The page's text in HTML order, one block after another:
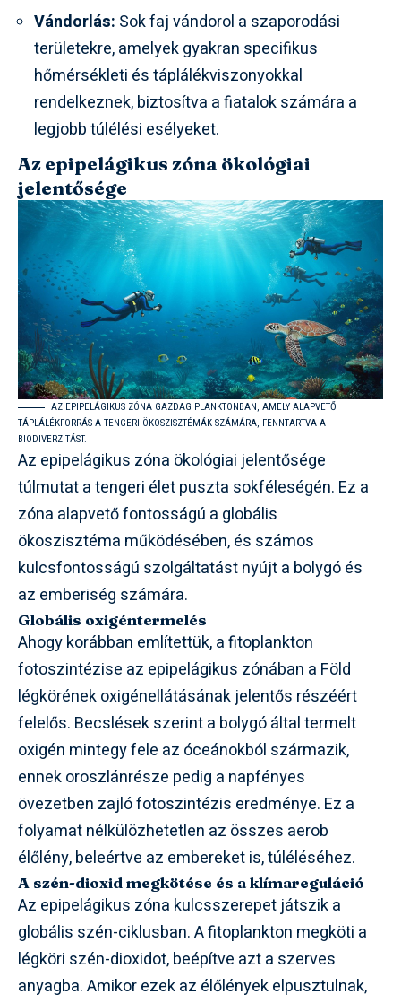
Vándorlás: Sok faj vándorol a szaporodási
területekre, amelyek gyakran specifikus
hőmérsékleti és táplálékviszonyokkal
rendelkeznek, biztosítva a fiatalok számára a
legjobb túlélési esélyeket.
Az epipelágikus zóna ökológiai
jelentősége
AZ EPIPELÁGIKUS ZÓNA GAZDAG PLANKTONBAN, AMELY ALAPVETŐ
TÁPLÁLÉKFORRÁS A TENGERI ÖKOSZISZTÉMÁK SZÁMÁRA, FENNTARTVA A
BIODIVERZITÁST.
Az epipelágikus zóna ökológiai jelentősége
túlmutat a tengeri élet puszta sokféleségén. Ez a
zóna alapvető fontosságú a globális
ökoszisztéma működésében, és számos
kulcsfontosságú szolgáltatást nyújt a bolygó és
az emberiség számára.
Globális oxigéntermelés
Ahogy korábban említettük, a fitoplankton
fotoszintézise az epipelágikus zónában a Föld
légkörének oxigénellátásának jelentős részéért
felelős. Becslések szerint a bolygó által termelt
oxigén mintegy fele az óceánokból származik,
ennek oroszlánrésze pedig a napfényes
övezetben zajló fotoszintézis eredménye. Ez a
folyamat nélkülözhetetlen az összes aerob
élőlény, beleértve az embereket is, túléléséhez.
A szén-dioxid megkötése és a klímareguláció
Az epipelágikus zóna kulcsszerepet játszik a
globális szén-ciklusban. A fitoplankton megköti a
légköri szén-dioxidot, beépítve azt a szerves
anyagba. Amikor ezek az élőlények elpusztulnak,